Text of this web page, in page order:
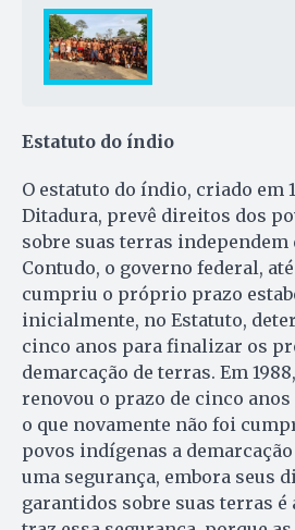
Estatuto do índio
O estatuto do índio, criado em
Ditadura, prevê direitos dos
sobre suas terras independem
Contudo, o governo federal,
cumpriu o próprio prazo
inicialmente, no Estatuto,
cinco anos para finalizar os
demarcação de terras. Em
renovou o prazo de cinco
o que novamente não foi
povos indígenas a
uma segurança, embora seus
garantidos sobre suas terras é